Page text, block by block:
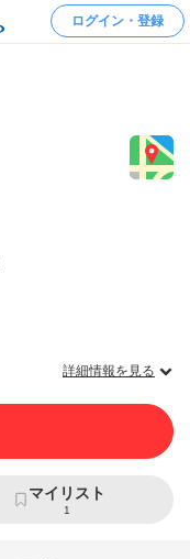
ログイン・登録
詳細情報を見る
マイリスト
1